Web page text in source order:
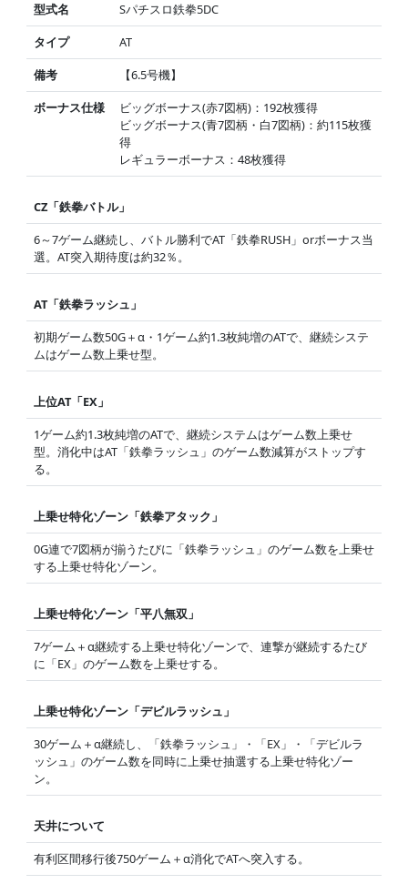
型式名
Sパチスロ鉄拳5DC
タイプ
AT
備考
【6.5号機】
ボーナス仕様
ビッグボーナス(赤7図柄)：192枚獲得
ビッグボーナス(青7図柄・白7図柄)：約115枚獲
得
レギュラーボーナス：48枚獲得
CZ「鉄拳バトル」
6～7ゲーム継続し、バトル勝利でAT「鉄拳RUSH」orボーナス当
選。AT突入期待度は約32％。
AT「鉄拳ラッシュ」
初期ゲーム数50G＋α・1ゲーム約1.3枚純増のATで、継続システ
ムはゲーム数上乗せ型。
上位AT「EX」
1ゲーム約1.3枚純増のATで、継続システムはゲーム数上乗せ
型。消化中はAT「鉄拳ラッシュ」のゲーム数減算がストップす
る。
上乗せ特化ゾーン「鉄拳アタック」
0G連で7図柄が揃うたびに「鉄拳ラッシュ」のゲーム数を上乗せ
する上乗せ特化ゾーン。
上乗せ特化ゾーン「平八無双」
7ゲーム＋α継続する上乗せ特化ゾーンで、連撃が継続するたび
に「EX」のゲーム数を上乗せする。
上乗せ特化ゾーン「デビルラッシュ」
30ゲーム＋α継続し、「鉄拳ラッシュ」・「EX」・「デビルラ
ッシュ」のゲーム数を同時に上乗せ抽選する上乗せ特化ゾー
ン。
天井について
有利区間移行後750ゲーム＋α消化でATへ突入する。